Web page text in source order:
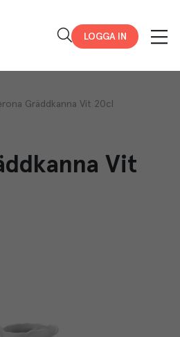
LOGGA IN
Gräddkanna Vit 20cl
Vit